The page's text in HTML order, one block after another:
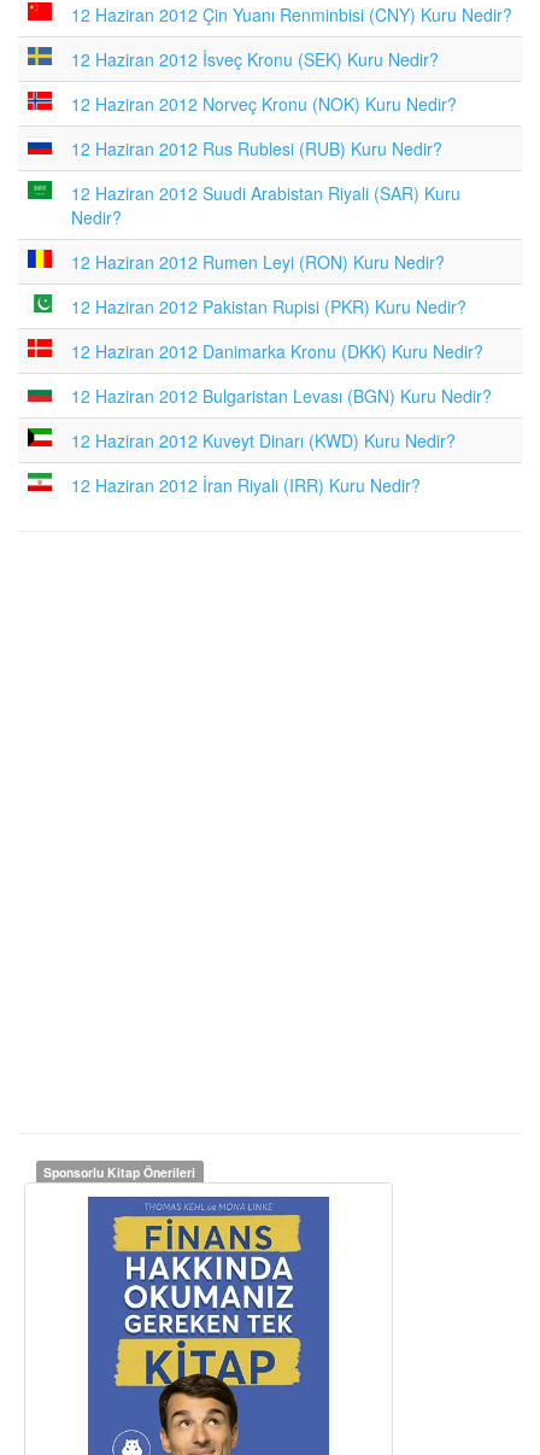
12 Haziran 2012 Çin Yuanı Renminbisi (CNY) Kuru Nedir?
12 Haziran 2012 İsveç Kronu (SEK) Kuru Nedir?
12 Haziran 2012 Norveç Kronu (NOK) Kuru Nedir?
12 Haziran 2012 Rus Rublesi (RUB) Kuru Nedir?
12 Haziran 2012 Suudi Arabistan Riyali (SAR) Kuru
Nedir?
12 Haziran 2012 Rumen Leyi (RON) Kuru Nedir?
12 Haziran 2012 Pakistan Rupisi (PKR) Kuru Nedir?
12 Haziran 2012 Danimarka Kronu (DKK) Kuru Nedir?
12 Haziran 2012 Bulgaristan Levası (BGN) Kuru Nedir?
12 Haziran 2012 Kuveyt Dinarı (KWD) Kuru Nedir?
12 Haziran 2012 İran Riyali (IRR) Kuru Nedir?
Sponsorlu Kitap Önerileri